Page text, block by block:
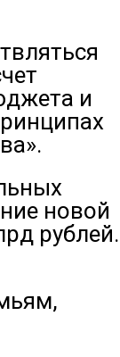
и
новой
рублей.